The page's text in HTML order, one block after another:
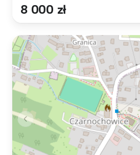
8 000 zł